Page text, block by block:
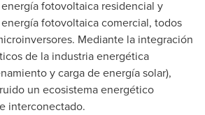
fotovoltaica residencial y
fotovoltaica comercial, todos
Mediante la integración
de la industria energética
y carga de energía solar),
un ecosistema energético
interconectado.